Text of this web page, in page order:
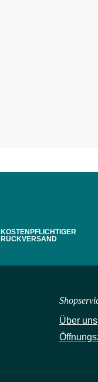
KOSTENPFLICHTIGER
RÜCKVERSAND
Über uns